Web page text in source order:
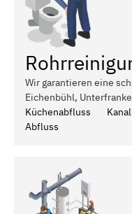
Wir garantieren eine
Eichenbühl,
Küchenabfluss
Abfluss